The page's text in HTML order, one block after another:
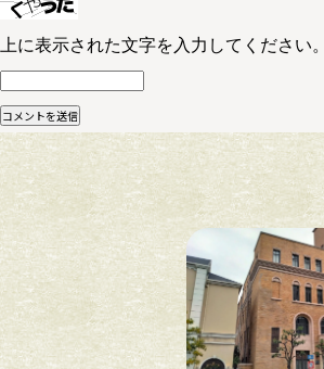
上に表示された文字を入力してください。